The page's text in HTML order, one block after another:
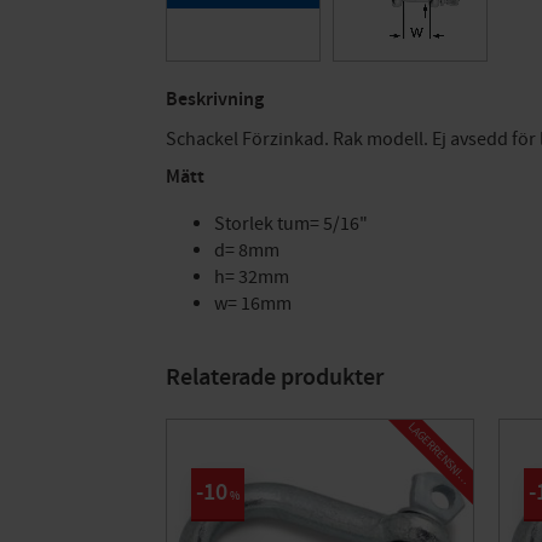
Beskrivning
Schackel Förzinkad. Rak modell. Ej avsedd för
Mätt
Storlek tum= 5/16"
d= 8mm
h= 32mm
w= 16mm
Relaterade produkter
10 %
L
A
G
E
R
R
E
N
S
N
I
N
G